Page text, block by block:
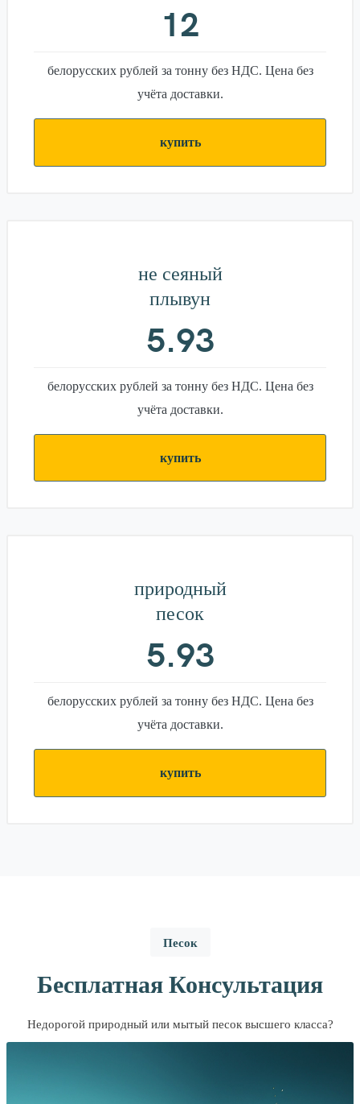
12
белорусских рублей за тонну без НДС. Цена без
учёта доставки.
купить
не сеяный
плывун
5.93
белорусских рублей за тонну без НДС. Цена без
учёта доставки.
купить
природный
песок
5.93
белорусских рублей за тонну без НДС. Цена без
учёта доставки.
купить
Песок
Бесплатная Консультация
Недорогой природный или мытый песок высшего класса?